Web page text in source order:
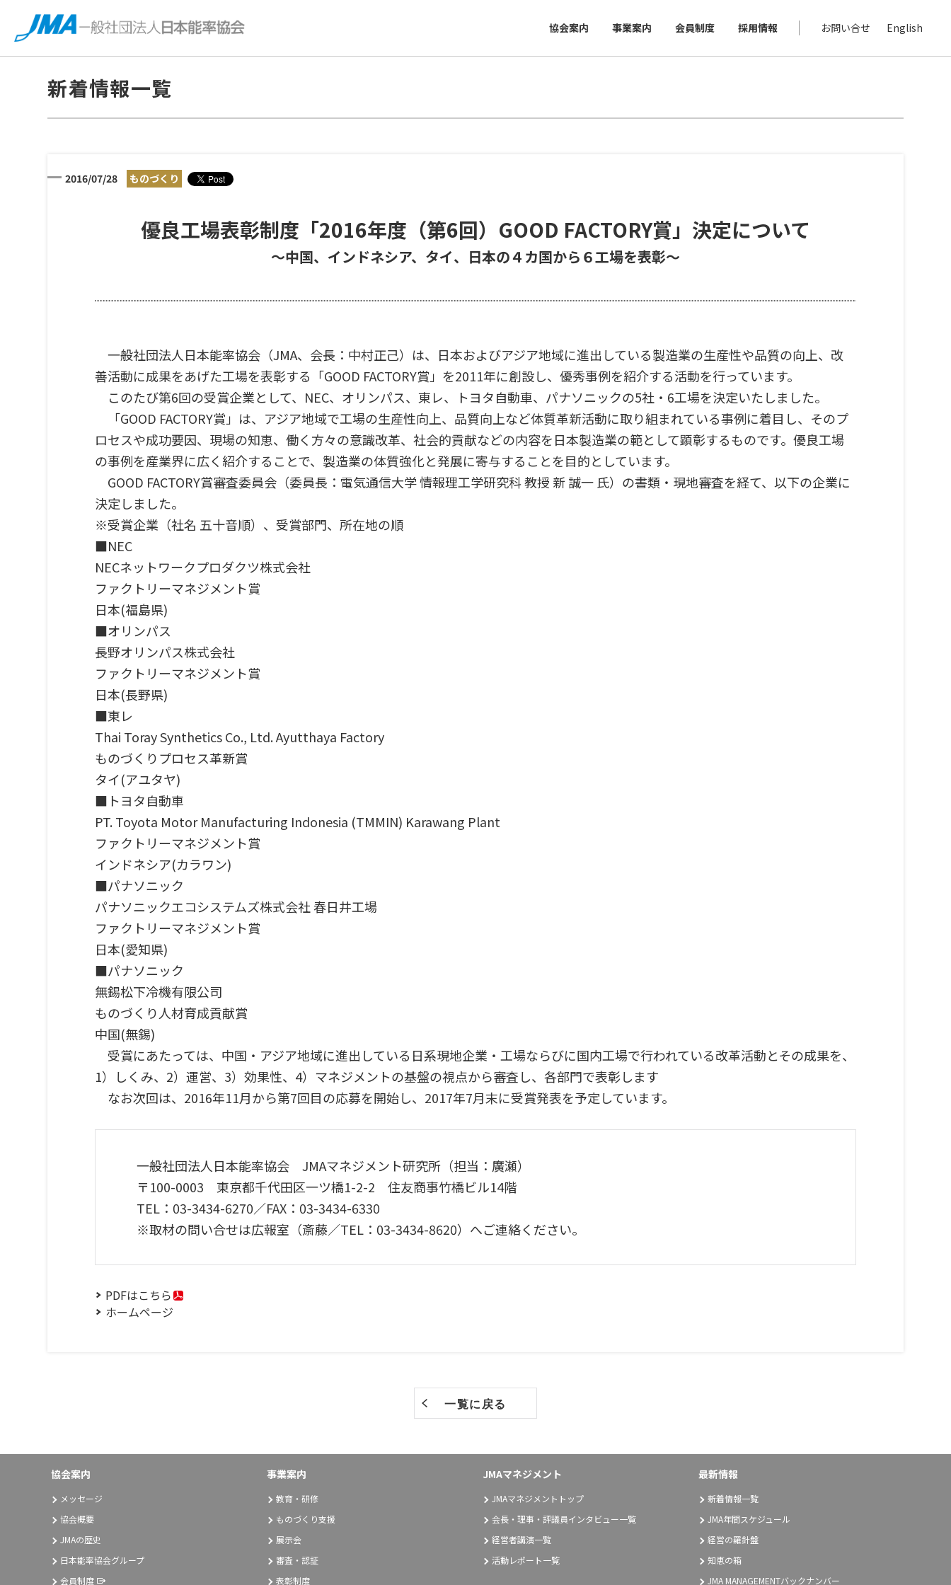
協会案内 事業案内 会員制度 採用情報 お問い合せ English
新着情報一覧
優良工場表彰制度「2016年度（第6回）GOOD FACTORY賞」決定について
〜中国、インドネシア、タイ、日本の４カ国から６工場を表彰〜
2016/07/28 ものづくり
一般社団法人日本能率協会（JMA、会長：中村正己）は、日本およびアジア地域に進出している製造業の生産性や品質の向上、改
善活動に成果をあげた工場を表彰する「GOOD FACTORY賞」を2011年に創設し、優秀事例を紹介する活動を行っています。
このたび第6回の受賞企業として、NEC、オリンパス、東レ、トヨタ自動車、パナソニックの5社・6工場を決定いたしました。
「GOOD FACTORY賞」は、アジア地域で工場の生産性向上、品質向上など体質革新活動に取り組まれている事例に着目し、そのプ
ロセスや成功要因、現場の知恵、働く方々の意識改革、社会的貢献などの内容を日本製造業の範として顕彰するものです。優良工場
の事例を産業界に広く紹介することで、製造業の体質強化と発展に寄与することを目的としています。
GOOD FACTORY賞審査委員会（委員長：電気通信大学 情報理工学研究科 教授 新 誠一 氏）の書類・現地審査を経て、以下の企業に
決定しました。
※受賞企業（社名 五十音順）、受賞部門、所在地の順
■NEC
NECネットワークプロダクツ株式会社
ファクトリーマネジメント賞
日本(福島県)
■オリンパス
長野オリンパス株式会社
ファクトリーマネジメント賞
日本(長野県)
■東レ
Thai Toray Synthetics Co., Ltd. Ayutthaya Factory
ものづくりプロセス革新賞
タイ(アユタヤ)
■トヨタ自動車
PT. Toyota Motor Manufacturing Indonesia (TMMIN) Karawang Plant
ファクトリーマネジメント賞
インドネシア(カラワン)
■パナソニック
パナソニックエコシステムズ株式会社 春日井工場
ファクトリーマネジメント賞
日本(愛知県)
■パナソニック
無錫松下冷機有限公司
ものづくり人材育成貢献賞
中国(無錫)
受賞にあたっては、中国・アジア地域に進出している日系現地企業・工場ならびに国内工場で行われている改革活動とその成果を、
1）しくみ、2）運営、3）効果性、4）マネジメントの基盤の視点から審査し、各部門で表彰します
なお次回は、2016年11月から第7回目の応募を開始し、2017年7月末に受賞発表を予定しています。
一般社団法人日本能率協会 JMAマネジメント研究所（担当：廣瀬）
〒100-0003 東京都千代田区一ツ橋1-2-2 住友商事竹橋ビル14階
TEL：03-3434-6270／FAX：03-3434-6330
※取材の問い合せは広報室（斎藤／TEL：03-3434-8620）へご連絡ください。
PDFはこちら
ホームページ
一覧に戻る
協会案内
メッセージ
協会概要
JMAの歴史
日本能率協会グループ
会員制度
事業案内
教育・研修
ものづくり支援
展示会
審査・認証
表彰制度
JMAマネジメント
JMAマネジメントトップ
会長・理事・評議員インタビュー一覧
経営者講演一覧
活動レポート一覧
最新情報
新着情報一覧
JMA年間スケジュール
経営の羅針盤
知恵の箱
JMA MANAGEMENTバックナンバー